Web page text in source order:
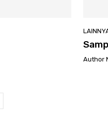
Author